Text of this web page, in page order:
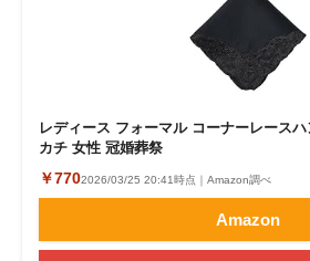
レディース フォーマル コーナーレース
カチ 女性 冠婚葬祭
￥7702026/03/25 20:41時点｜Amazon調べ
Amazon